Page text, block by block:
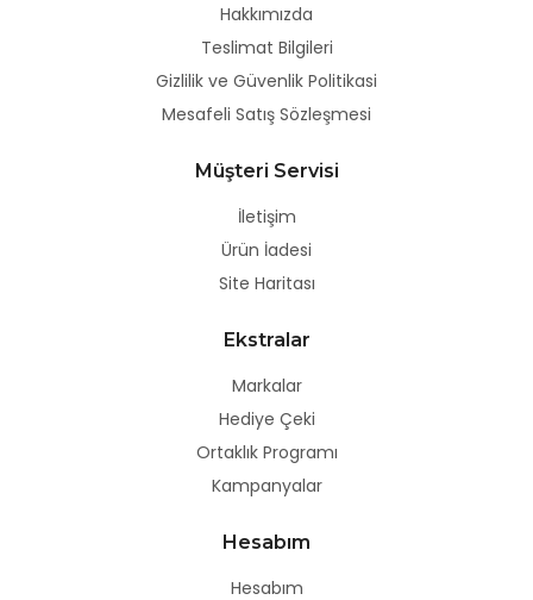
Hakkımızda
Teslimat Bilgileri
Gizlilik ve Güvenlik Politikasi
Mesafeli Satış Sözleşmesi
Müşteri Servisi
İletişim
Ürün İadesi
Site Haritası
Ekstralar
Markalar
Hediye Çeki
Ortaklık Programı
Kampanyalar
Hesabım
Hesabım